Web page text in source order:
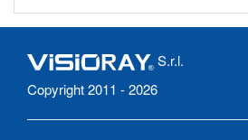
S.r.l.
Copyright 2011 - 2026